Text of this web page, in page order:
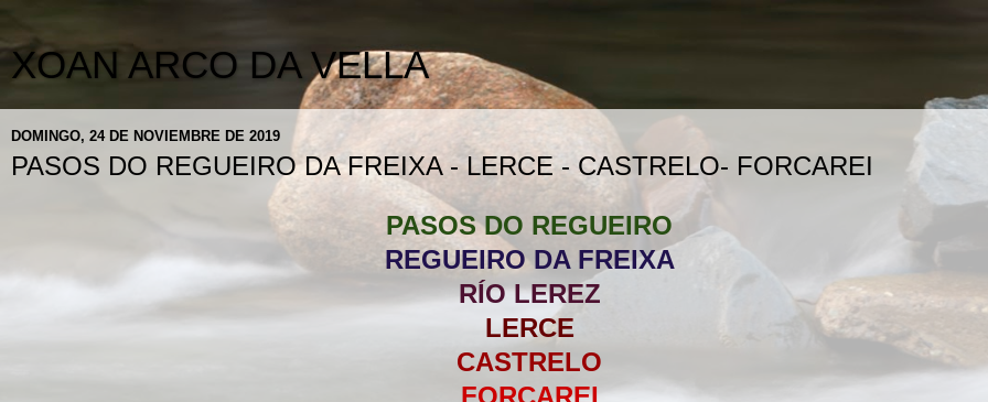
XOAN ARCO DA VELLA
DOMINGO, 24 DE NOVIEMBRE DE 2019
PASOS DO REGUEIRO DA FREIXA - LERCE - CASTRELO- FORCAREI
PASOS DO REGUEIRO
REGUEIRO DA FREIXA
RÍO LEREZ
LERCE
CASTRELO
FORCAREI